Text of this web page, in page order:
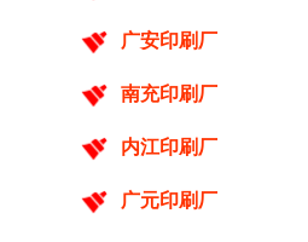
广安印刷厂
南充印刷厂
内江印刷厂
广元印刷厂